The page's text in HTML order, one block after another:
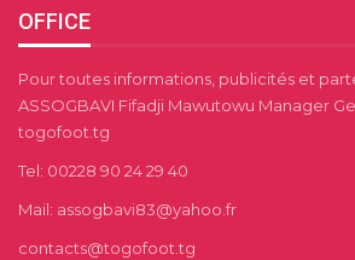
OFFICE
Pour toutes informations, publicités et
ASSOGBAVI Fifadji Mawutowu Manager
togofoot.tg
Tel: 00228 90 24 29 40
Mail: assogbavi83@yahoo.fr
contacts@togofoot.tg